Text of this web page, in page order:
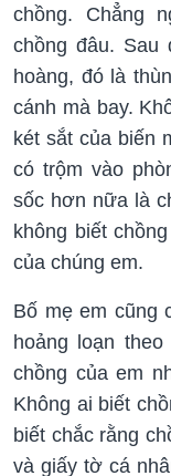
chồng. Chẳng
chồng đâu. Sau
hoàng, đó là
cánh mà bay.
két sắt của biến
có trộm vào
sốc hơn nữa là
không biết
của chúng em.
Bố mẹ em cũng
hoảng loạn
chồng của em
Không ai biết
biết chắc rằng
và giấy tờ cá